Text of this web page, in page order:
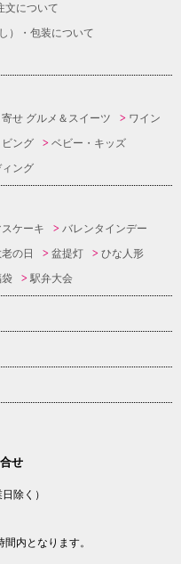
文について
）・包装について
せ グルメ＆スイーツ
ワイン
ビング
ベビー・キッズ
ング
ケーキ
バレンタインデー
の日 盆提灯
ひな人形
駅弁大会
せ
除く）
内となります。